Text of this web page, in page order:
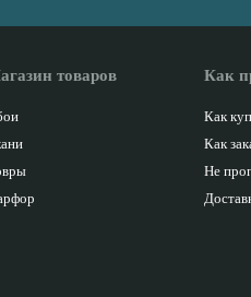
товаров Как
Как
Как
Не